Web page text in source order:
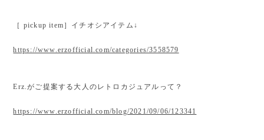
［ pickup item］イチオシアイテム↓
https://www.erzofficial.com/categories/3558579
Erz.がご提案する大人のレトロカジュアルって？
https://www.erzofficial.com/blog/2021/09/06/123341